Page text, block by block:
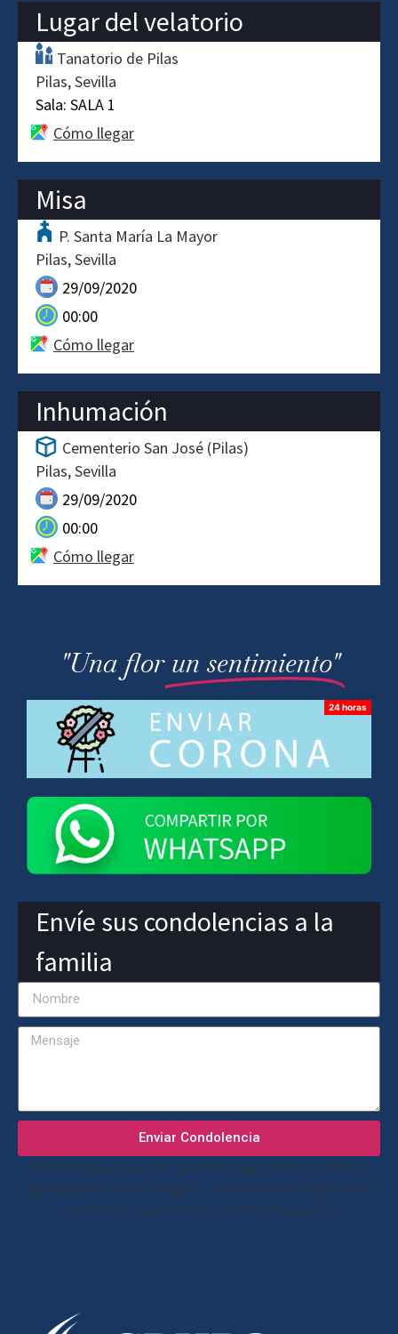
Lugar del velatorio
Tanatorio de Pilas
Pilas Sevilla
Sala: SALA 1
Cómo llegar
Misa
P. Santa María La Mayor
Pilas Sevilla
29/09/2020
00:00
Cómo llegar
Inhumación
Cementerio San José (Pilas)
Pilas Sevilla
29/09/2020
00:00
Cómo llegar
"Una flor un sentimiento"
Envíe sus condolencias a la
familia
Enviar Condolencia
“Desde el grupo Fuascen, queremos agradecer la confianza
depositada en nuestro equipo, y enviar nuestras más sinceras
condolencias quedando a su entera disposición”